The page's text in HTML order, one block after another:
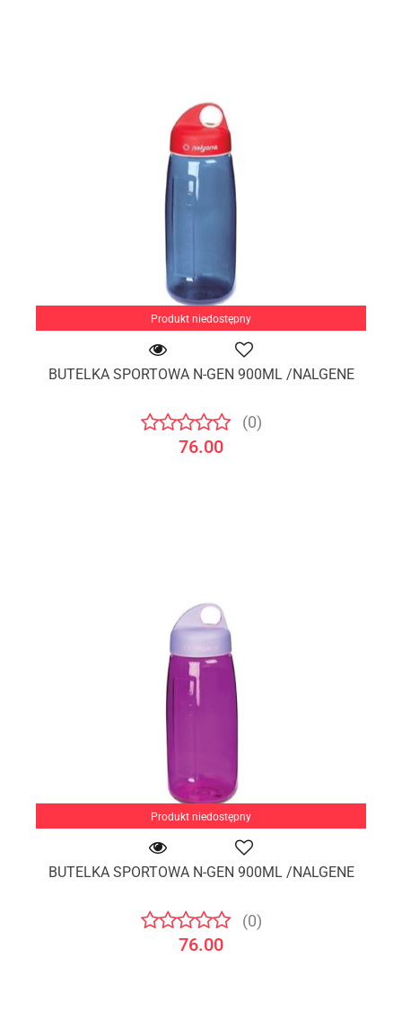
Produkt niedostępny
BUTELKA SPORTOWA N-GEN 900ML /NALGENE
(0)
76.00
Produkt niedostępny
BUTELKA SPORTOWA N-GEN 900ML /NALGENE
(0)
76.00